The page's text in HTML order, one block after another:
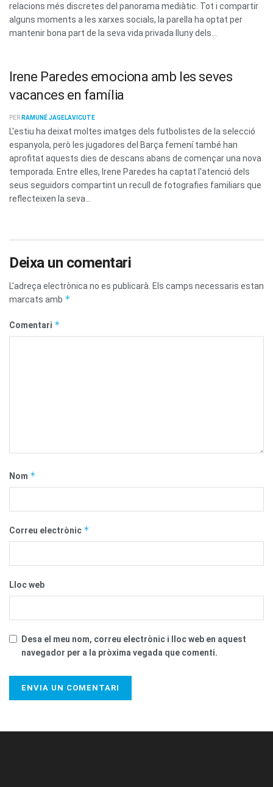
relacions més discretes del panorama mediàtic. Tot i compartir
alguns moments a les xarxes socials, la parella ha optat per
mantenir bona part de la seva vida privada lluny dels...
Irene Paredes emociona amb les seves
vacances en família
PER RAMUNÉ JAGELAVICUTE
L'estiu ha deixat moltes imatges dels futbolistes de la selecció
espanyola, però les jugadores del Barça femení també han
aprofitat aquests dies de descans abans de començar una nova
temporada. Entre elles, Irene Paredes ha captat l'atenció dels
seus seguidors compartint un recull de fotografies familiars que
reflecteixen la seva...
Deixa un comentari
L'adreça electrònica no es publicarà. Els camps necessaris estan
marcats amb *
Comentari *
Nom *
Correu electrònic *
Lloc web
Desa el meu nom, correu electrònic i lloc web en aquest
navegador per a la pròxima vegada que comenti.